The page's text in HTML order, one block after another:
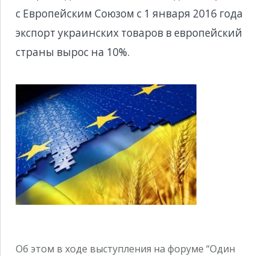
с Европейским Союзом с 1 января 2016 года
экспорт украинских товаров в европейский
страны вырос на 10%.
Об этом в ходе выступления на форуме “Один